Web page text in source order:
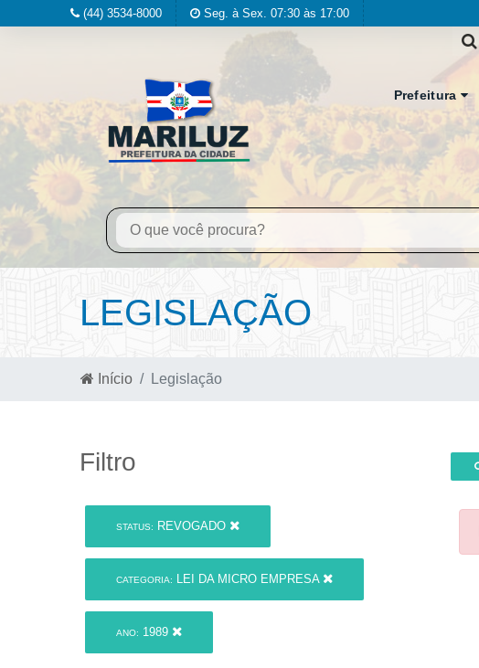
(44) 3534-8000 Seg. à Sex. 07:30 às 17:00
Prefeitura
LEGISLAÇÃO
Início Legislação
Filtro
STATUS: REVOGADO
CATEGORIA: LEI DA MICRO EMPRESA
ANO: 1989